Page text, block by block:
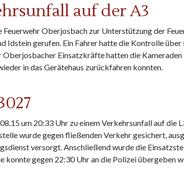
auf der A3
Oberjosbach zur Unterstützung der
Idstein gerufen. Ein Fahrer hatte die Kontrolle
Einsatzkräfte hatten die
in das Gerätehaus zurückfahren konnten.
A3
um 20:33 Uhr zu einem Verkehrsunfall auf die
wurde gegen fließenden Verkehr gesichert,
versorgt. Anschließend wurde die
konnte gegen 22:30 Uhr an die Polizei übergeben